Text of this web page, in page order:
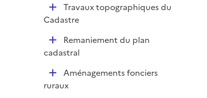
p
l
i
e
r
D
é
i
Travaux topographiques du
Cadastre
D
é
i
Remaniement du plan
cadastral
D
é
Aménagements fonciers
ruraux